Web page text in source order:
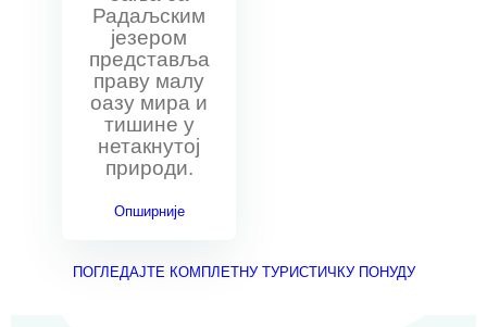
Радаљским
језером
представља
праву малу
оазу мира и
тишине у
нетакнутој
природи.
Опширније
ПОГЛЕДАЈТЕ КОМПЛЕТНУ ТУРИСТИЧКУ ПОНУДУ